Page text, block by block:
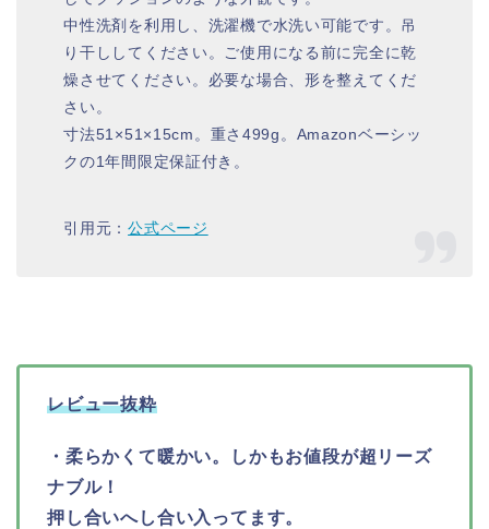
中性洗剤を利用し、洗濯機で水洗い可能です。吊
り干ししてください。ご使用になる前に完全に乾
燥させてください。必要な場合、形を整えてくだ
さい。
寸法51×51×15cm。重さ499g。Amazonベーシッ
クの1年間限定保証付き。
引用元：公式ページ
レビュー抜粋
・柔らかくて暖かい。しかもお値段が超リーズ
ナブル！
押し合いへし合い入ってます。